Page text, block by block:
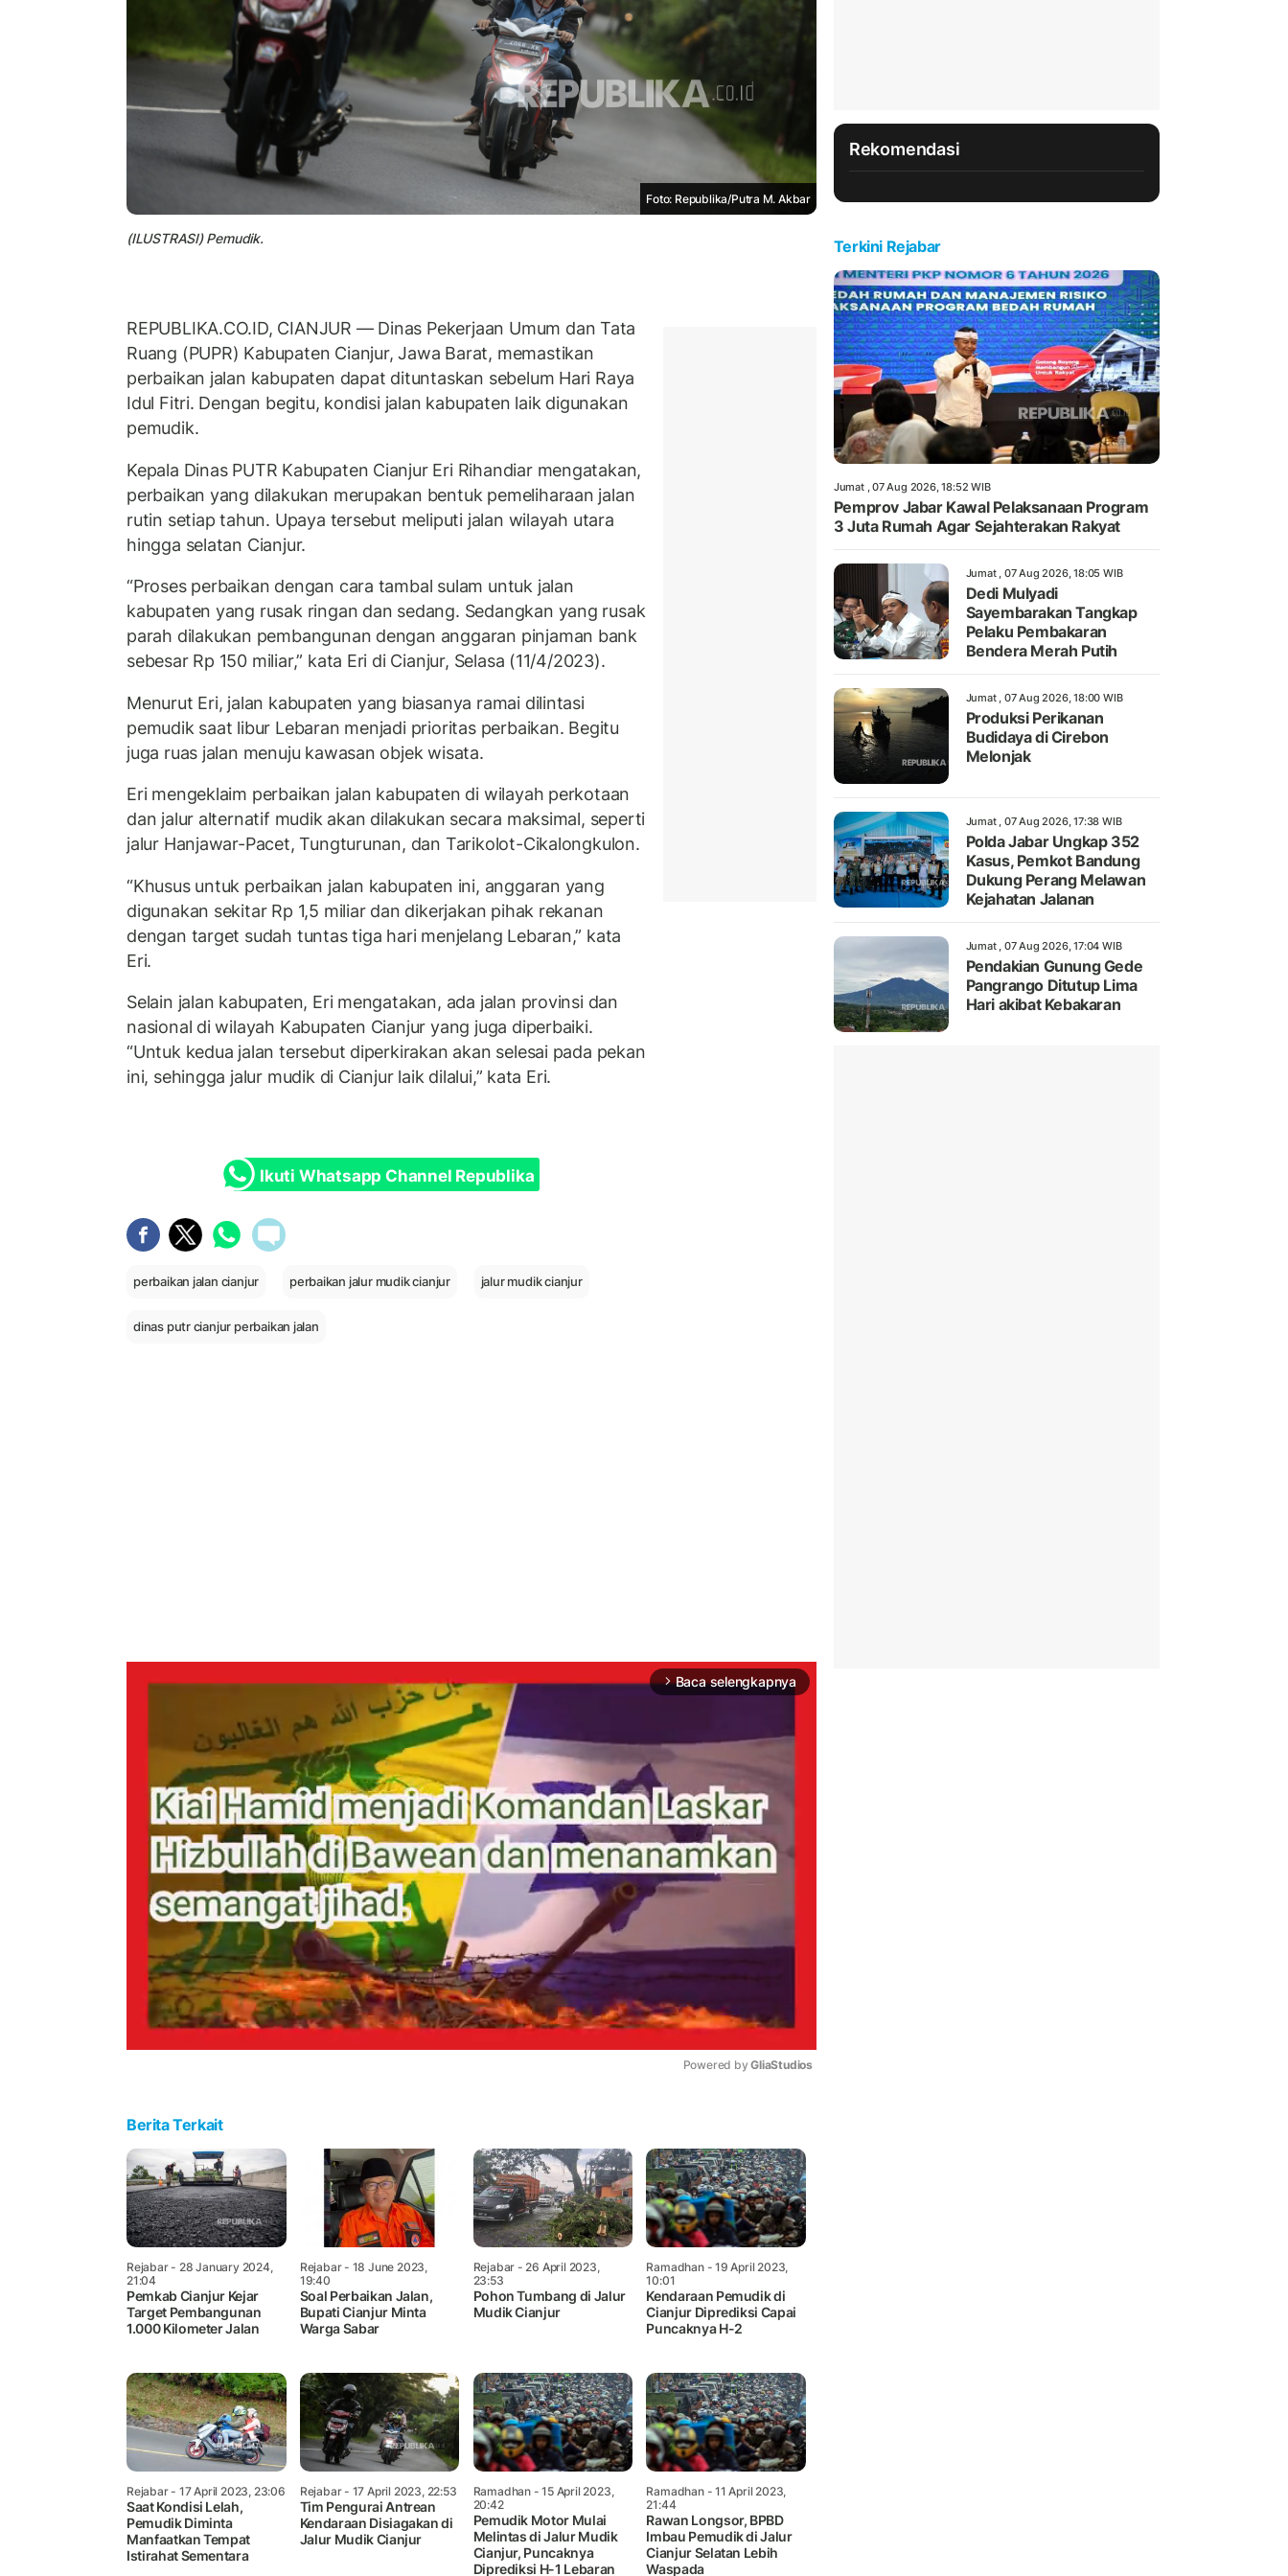
Foto: Republika/Putra M. Akbar
(ILUSTRASI) Pemudik.
REPUBLIKA.CO.ID, CIANJUR — Dinas Pekerjaan Umum dan Tata
Ruang (PUPR) Kabupaten Cianjur, Jawa Barat, memastikan
perbaikan jalan kabupaten dapat dituntaskan sebelum Hari Raya
Idul Fitri. Dengan begitu, kondisi jalan kabupaten laik digunakan
pemudik.
Kepala Dinas PUTR Kabupaten Cianjur Eri Rihandiar mengatakan,
perbaikan yang dilakukan merupakan bentuk pemeliharaan jalan
rutin setiap tahun. Upaya tersebut meliputi jalan wilayah utara
hingga selatan Cianjur.
“Proses perbaikan dengan cara tambal sulam untuk jalan
kabupaten yang rusak ringan dan sedang. Sedangkan yang rusak
parah dilakukan pembangunan dengan anggaran pinjaman bank
sebesar Rp 150 miliar,” kata Eri di Cianjur, Selasa (11/4/2023).
Menurut Eri, jalan kabupaten yang biasanya ramai dilintasi
pemudik saat libur Lebaran menjadi prioritas perbaikan. Begitu
juga ruas jalan menuju kawasan objek wisata.
Eri mengeklaim perbaikan jalan kabupaten di wilayah perkotaan
dan jalur alternatif mudik akan dilakukan secara maksimal, seperti
jalur Hanjawar-Pacet, Tungturunan, dan Tarikolot-Cikalongkulon.
“Khusus untuk perbaikan jalan kabupaten ini, anggaran yang
digunakan sekitar Rp 1,5 miliar dan dikerjakan pihak rekanan
dengan target sudah tuntas tiga hari menjelang Lebaran,” kata
Eri.
Selain jalan kabupaten, Eri mengatakan, ada jalan provinsi dan
nasional di wilayah Kabupaten Cianjur yang juga diperbaiki.
“Untuk kedua jalan tersebut diperkirakan akan selesai pada pekan
ini, sehingga jalur mudik di Cianjur laik dilalui,” kata Eri.
Ikuti Whatsapp Channel Republika
perbaikan jalan cianjur perbaikan jalur mudik cianjur jalur mudik cianjur
dinas putr cianjur perbaikan jalan
arrow_forward_ios Baca selengkapnya
Powered by GliaStudios
Berita Terkait
Rejabar- 28 January 2024,
21:04
Pemkab Cianjur Kejar
Target Pembangunan
1.000 Kilometer Jalan
Rejabar- 18 June 2023,
19:40
Soal Perbaikan Jalan,
Bupati Cianjur Minta
Warga Sabar
Rejabar - 26 April 2023,
23:53
Pohon Tumbang di Jalur
Mudik Cianjur
Ramadhan- 19 April 2023,
10:01
Kendaraan Pemudik di
Cianjur Diprediksi Capai
Puncaknya H-2
Rejabar- 17 April 2023, 23:06
Saat Kondisi Lelah,
Pemudik Diminta
Manfaatkan Tempat
Istirahat Sementara
Rejabar- 17 April 2023, 22:53
Tim Pengurai Antrean
Kendaraan Disiagakan di
Jalur Mudik Cianjur
Ramadhan- 15 April 2023,
20:42
Pemudik Motor Mulai
Melintas di Jalur Mudik
Cianjur, Puncaknya
Diprediksi H-1 Lebaran
Ramadhan- 11 April 2023,
21:44
Rawan Longsor, BPBD
Imbau Pemudik di Jalur
Cianjur Selatan Lebih
Waspada
Rekomendasi
Terkini Rejabar
Jumat , 07 Aug 2026, 18:52 WIB
Pemprov Jabar Kawal Pelaksanaan Program
3 Juta Rumah Agar Sejahterakan Rakyat
Jumat , 07 Aug 2026, 18:05 WIB
Dedi Mulyadi
Sayembarakan Tangkap
Pelaku Pembakaran
Bendera Merah Putih
Jumat , 07 Aug 2026, 18:00 WIB
Produksi Perikanan
Budidaya di Cirebon
Melonjak
Jumat , 07 Aug 2026, 17:38 WIB
Polda Jabar Ungkap 352
Kasus, Pemkot Bandung
Dukung Perang Melawan
Kejahatan Jalanan
Jumat , 07 Aug 2026, 17:04 WIB
Pendakian Gunung Gede
Pangrango Ditutup Lima
Hari akibat Kebakaran